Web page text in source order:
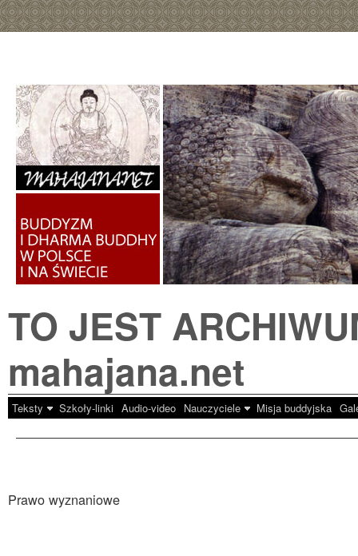
TO JEST
mahajana.net
Teksty Szkoły-linki Audio-video Nauczyciele Misja buddyjska
Prawo wyznaniowe